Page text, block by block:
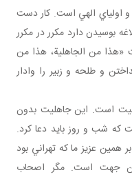
اولياي الهي است. کار دست
بوسيدن دارد مکرر در مکرر
من الجاهلية، هذا من
و طلحه و زبير را وادار
است. اين جاهليت بدون
شب و روز بايد دعا کرد.
عزيز ما که تهراني بود
جهت است. مگر اصحاب